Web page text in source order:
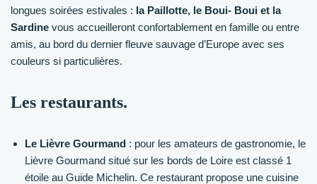
longues soirées estivales : la Paillotte, le Boui- Boui et la
Sardine vous accueilleront confortablement en famille ou entre
amis, au bord du dernier fleuve sauvage d’Europe avec ses
couleurs si particulières.
Les restaurants.
Le Lièvre Gourmand : pour les amateurs de gastronomie, le
Lièvre Gourmand situé sur les bords de Loire est classé 1
étoile au Guide Michelin. Ce restaurant propose une cuisine